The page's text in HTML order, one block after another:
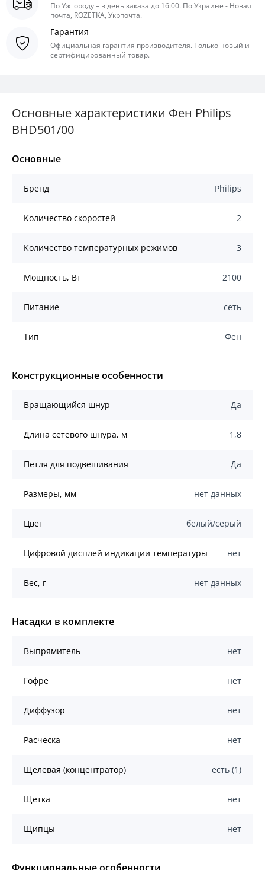
По Ужгороду – в день заказа до 16:00. По Украине - Новая
почта, ROZETKA, Укрпочта.
Гарантия
Официальная гарантия производителя. Только новый и
сертифицированный товар.
Основные характеристики Фен Philips
BHD501/00
Основные
Бренд Philips
Количество скоростей 2
Количество температурных режимов 3
Мощность, Вт 2100
Питание сеть
Тип Фен
Конструкционные особенности
Вращающийся шнур Да
Длина сетевого шнура, м 1,8
Петля для подвешивания Да
Размеры, мм нет данных
Цвет белый/серый
Цифровой дисплей индикации температуры нет
Вес, г нет данных
Насадки в комплекте
Выпрямитель нет
Гофре нет
Диффузор нет
Расческа нет
Щелевая (концентратор) есть (1)
Щетка нет
Щипцы нет